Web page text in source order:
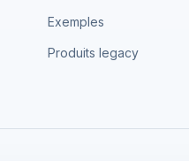
Exemples
Produits legacy